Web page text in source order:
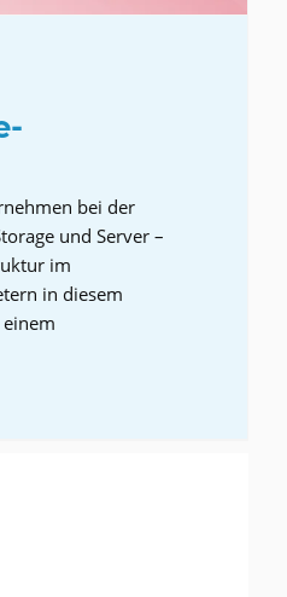
bei der
und Server –
im
in diesem